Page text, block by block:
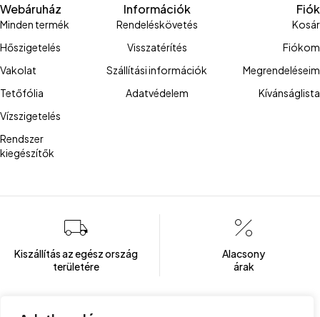
Webáruház
Minden termék
Hőszigetelés
Vakolat
Tetőfólia
Vízszigetelés
Rendszer
kiegészítők
Információk
Rendeléskövetés
Visszatérítés
Szállítási információk
Adatvédelem
Fiók
Kosár
Fiókom
Megrendeléseim
Kívánságlista
Kiszállítás az egész ország
területére
Alacsony
árak